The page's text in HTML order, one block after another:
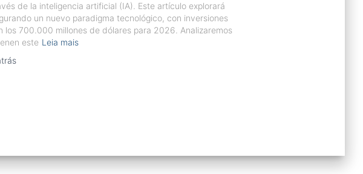
de la inteligencia artificial (IA). Este artículo explorará
un nuevo paradigma tecnológico, con inversiones
los 700.000 millones de dólares para 2026. Analizaremos
este Leia mais